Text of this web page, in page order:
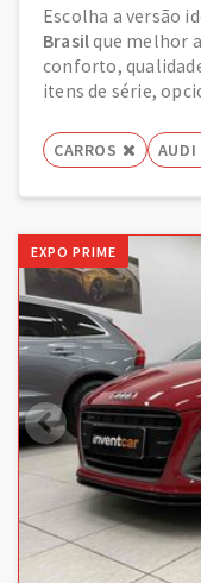
Escolha a versão
Brasilque melhor
conforto,
itens de série,
CARROS AUDI
EXPO PRIME